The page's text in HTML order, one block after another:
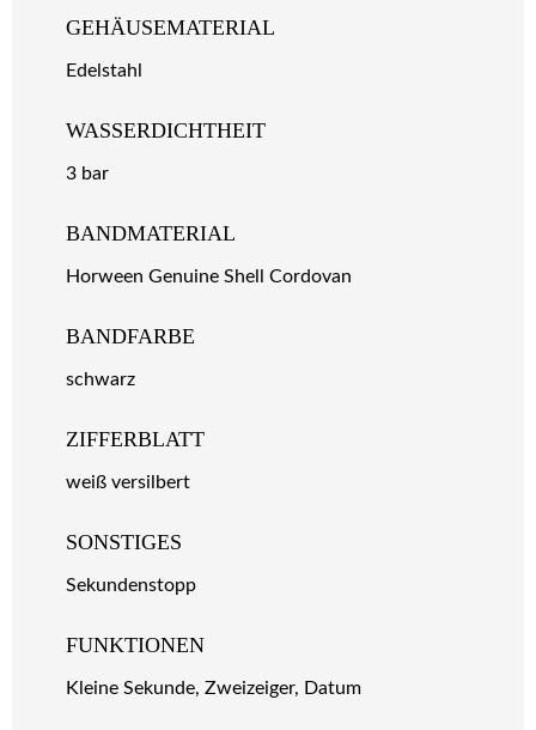
GEHÄUSEMATERIAL
Edelstahl
WASSERDICHTHEIT
3 bar
BANDMATERIAL
Horween Genuine Shell Cordovan
BANDFARBE
schwarz
ZIFFERBLATT
weiß versilbert
SONSTIGES
Sekundenstopp
FUNKTIONEN
Kleine Sekunde, Zweizeiger, Datum